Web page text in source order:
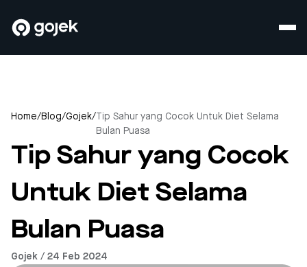
Home/Blog/Gojek/ Tip Sahur yang Cocok Untuk Diet Selama
Bulan Puasa
Tip Sahur yang Cocok
Untuk Diet Selama
Bulan Puasa
Gojek / 24 Feb 2024